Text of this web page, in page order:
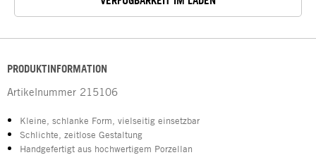
PRODUKTINFORMATION
Artikelnummer 215106
Kleine, schlanke Form, vielseitig einsetzbar
Schlichte, zeitlose Gestaltung
Handgefertigt aus hochwertigem Porzellan